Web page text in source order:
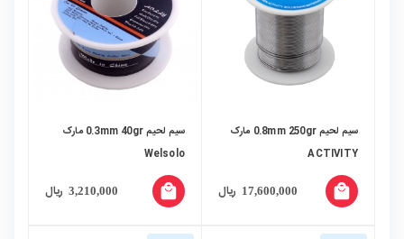
سیم لحیم 0.8mm 250gr مارک
ACTIVITY
17,600,000 ریال local_mall
سیم لحیم 0.3mm 40gr مارک
Welsolo
3,210,000 ریال local_mall